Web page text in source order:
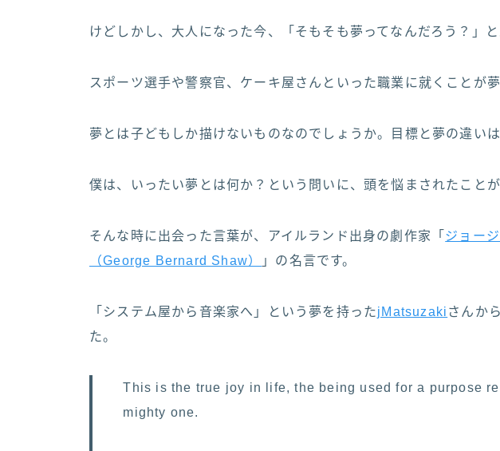
けどしかし、大人になった今、「そもそも夢ってなんだろう？」
スポーツ選手や警察官、ケーキ屋さんといった職業に就くことが
夢とは子どもしか描けないものなのでしょうか。目標と夢の違い
僕は、いったい夢とは何か？という問いに、頭を悩まされたことが
そんな時に出会った言葉が、アイルランド出身の劇作家「 ジョー
（George Bernard Shaw）
」の名言です。
「システム屋から音楽家へ」という夢を持ったjMatsuzaki さんか
た。
This is the true joy in life, the being used for a purpose
mighty one.